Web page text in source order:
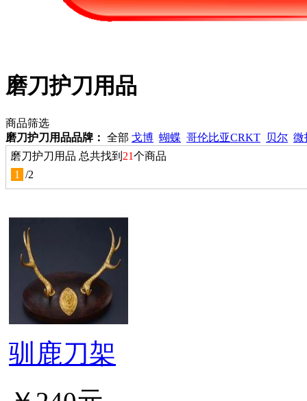
磨刀护刀用品
商品筛选
磨刀护刀用品品牌： 全部 戈博 蝴蝶 哥伦比亚CRKT 贝尔 微
磨刀护刀用品 总共找到 21个商品
1
/2
驯鹿刀架